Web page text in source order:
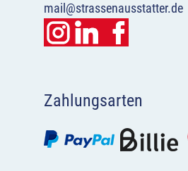
mail@strassenausstatter.de
Zahlungsarten